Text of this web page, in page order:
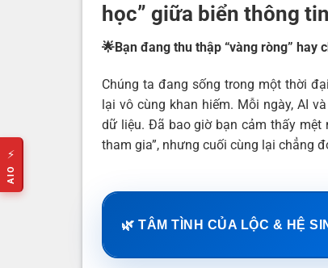
học” giữa biển thông
🌟Bạn đang thu thập “vàng ròng” hay
Chúng ta đang sống trong một thời
lại vô cùng khan hiếm. Mỗi ngày, AI
dữ liệu. Đã bao giờ bạn cảm thấy mệt
tham gia”, nhưng cuối cùng lại chẳng
🌿 TÂM TÌNH CỦA LỘC & HỆ
⚡
AIO